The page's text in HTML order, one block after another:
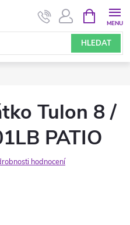
HLEDAT
NÁKUPNÍ
KOŠÍK
Tulon 8 /
PATIO
hodnocení